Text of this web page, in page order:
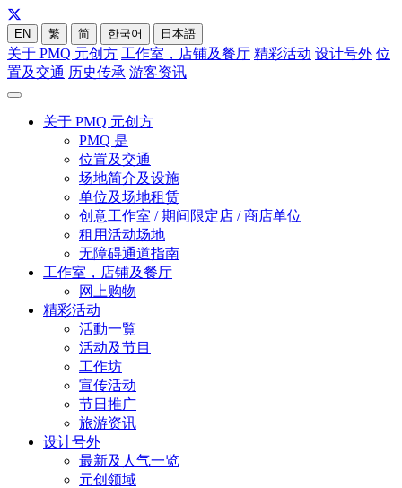
EN 繁 简 한국어 日本語
关于 PMQ 元创方 工作室，店铺及餐厅 精彩活动 设计号外 位
置及交通 历史传承 游客资讯
关于 PMQ 元创方
PMQ 是
位置及交通
场地简介及设施
单位及场地租赁
创意工作室 / 期间限定店 / 商店单位
租用活动场地
无障碍通道指南
工作室，店铺及餐厅
网上购物
精彩活动
活動一覧
活动及节目
工作坊
宣传活动
节日推广
旅游资讯
设计号外
最新及人气一览
元创领域